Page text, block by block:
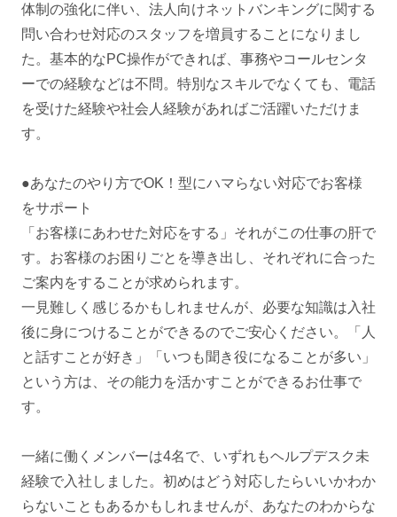
体制の強化に伴い、法人向けネットバンキングに関する
問い合わせ対応のスタッフを増員することになりまし
た。基本的なPC操作ができれば、事務やコールセンタ
ーでの経験などは不問。特別なスキルでなくても、電話
を受けた経験や社会人経験があればご活躍いただけま
す。
●あなたのやり方でOK！型にハマらない対応でお客様
をサポート
「お客様にあわせた対応をする」それがこの仕事の肝で
す。お客様のお困りごとを導き出し、それぞれに合った
ご案内をすることが求められます。
一見難しく感じるかもしれませんが、必要な知識は入社
後に身につけることができるのでご安心ください。「人
と話すことが好き」「いつも聞き役になることが多い」
という方は、その能力を活かすことができるお仕事で
す。
一緒に働くメンバーは4名で、いずれもヘルプデスク未
経験で入社しました。初めはどう対応したらいいかわか
らないこともあるかもしれませんが、あなたのわからな